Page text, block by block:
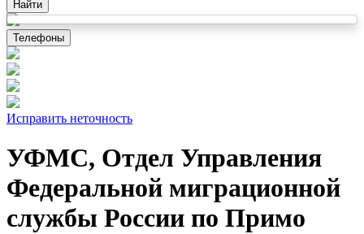
Найти
Телефоны
Исправить неточность
УФМС, Отдел Управления
Федеральной миграционной
службы России по Примо